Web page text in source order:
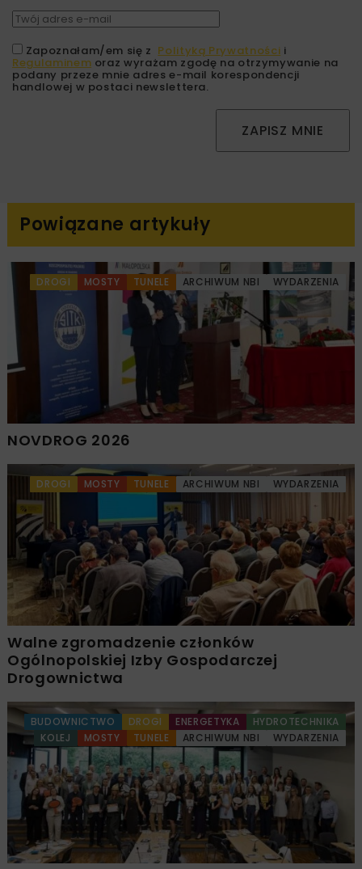
Zapoznałam/em się z Polityką Prywatności i
Regulaminem oraz wyrażam zgodę na otrzymywanie na
podany przeze mnie adres e-mail korespondencji
handlowej w postaci newslettera.
ZAPISZ MNIE
Powiązane artykuły
DROGI MOSTY TUNELE ARCHIWUM NBI WYDARZENIA
NOVDROG 2026
DROGI MOSTY TUNELE ARCHIWUM NBI WYDARZENIA
Walne zgromadzenie członków
Ogólnopolskiej Izby Gospodarczej
Drogownictwa
BUDOWNICTWO DROGI ENERGETYKA
HYDROTECHNIKA
KOLEJ
MOSTY TUNELE ARCHIWUM NBI WYDARZENIA